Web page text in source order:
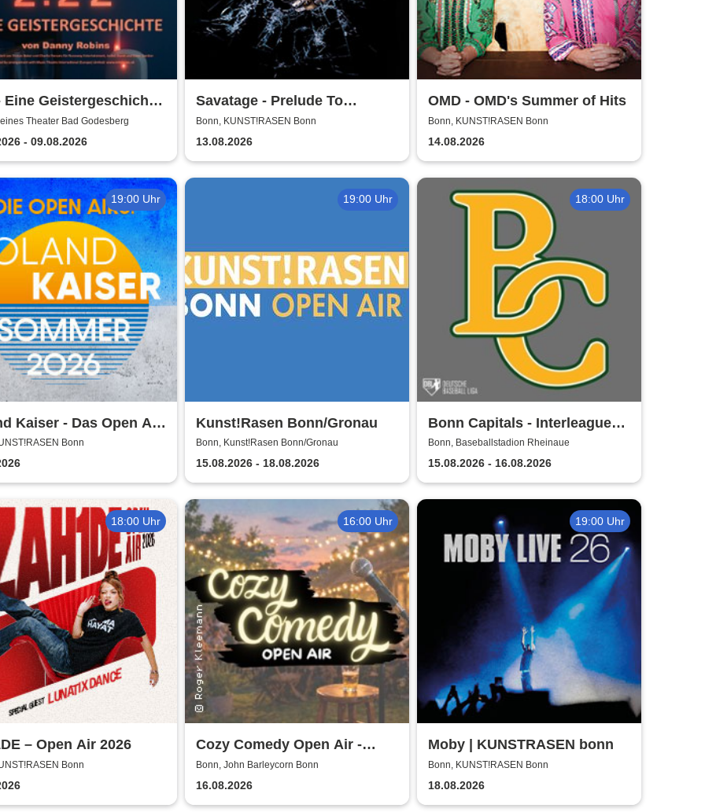
Eine Geistergeschichte
theater Bad
Theater Bad Godesberg
- 09.08.2026
Savatage - Prelude To
Madness - Summer Tour 2026
Bonn, KUNST!RASEN Bonn
13.08.2026
OMD - OMD's Summer of Hits
Bonn, KUNST!RASEN Bonn
14.08.2026
19:00 Uhr
Kaiser - Das Open Air
Bonn
19:00 Uhr
Kunst!Rasen Bonn/Gronau
Bonn, Kunst!Rasen Bonn/Gronau
15.08.2026 - 18.08.2026
18:00 Uhr
Bonn Capitals - Interleague
Baseball 2026
Bonn, Baseballstadion Rheinaue
15.08.2026 - 16.08.2026
18:00 Uhr
– Open Air 2026
Bonn
16:00 Uhr
Cozy Comedy Open Air -
John Barleycorn Bonn
Bonn, John Barleycorn Bonn
16.08.2026
19:00 Uhr
Moby | KUNSTRASEN bonn
Bonn, KUNST!RASEN Bonn
18.08.2026